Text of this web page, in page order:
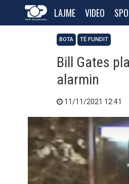
LAJME VIDEO
BOTA TË FUNDIT
Bill Gates
alarmin
11/11/2021 12:41